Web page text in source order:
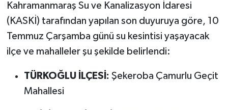
Kahramanmaraş Su ve Kanalizasyon İdaresi
(KASKİ) tarafından yapılan son duyuruya göre, 10
Temmuz Çarşamba günü su kesintisi yaşayacak
ilçe ve mahalleler şu şekilde belirlendi:
TÜRKOĞLU İLÇESİ: Şekeroba Çamurlu Geçit
Mahallesi